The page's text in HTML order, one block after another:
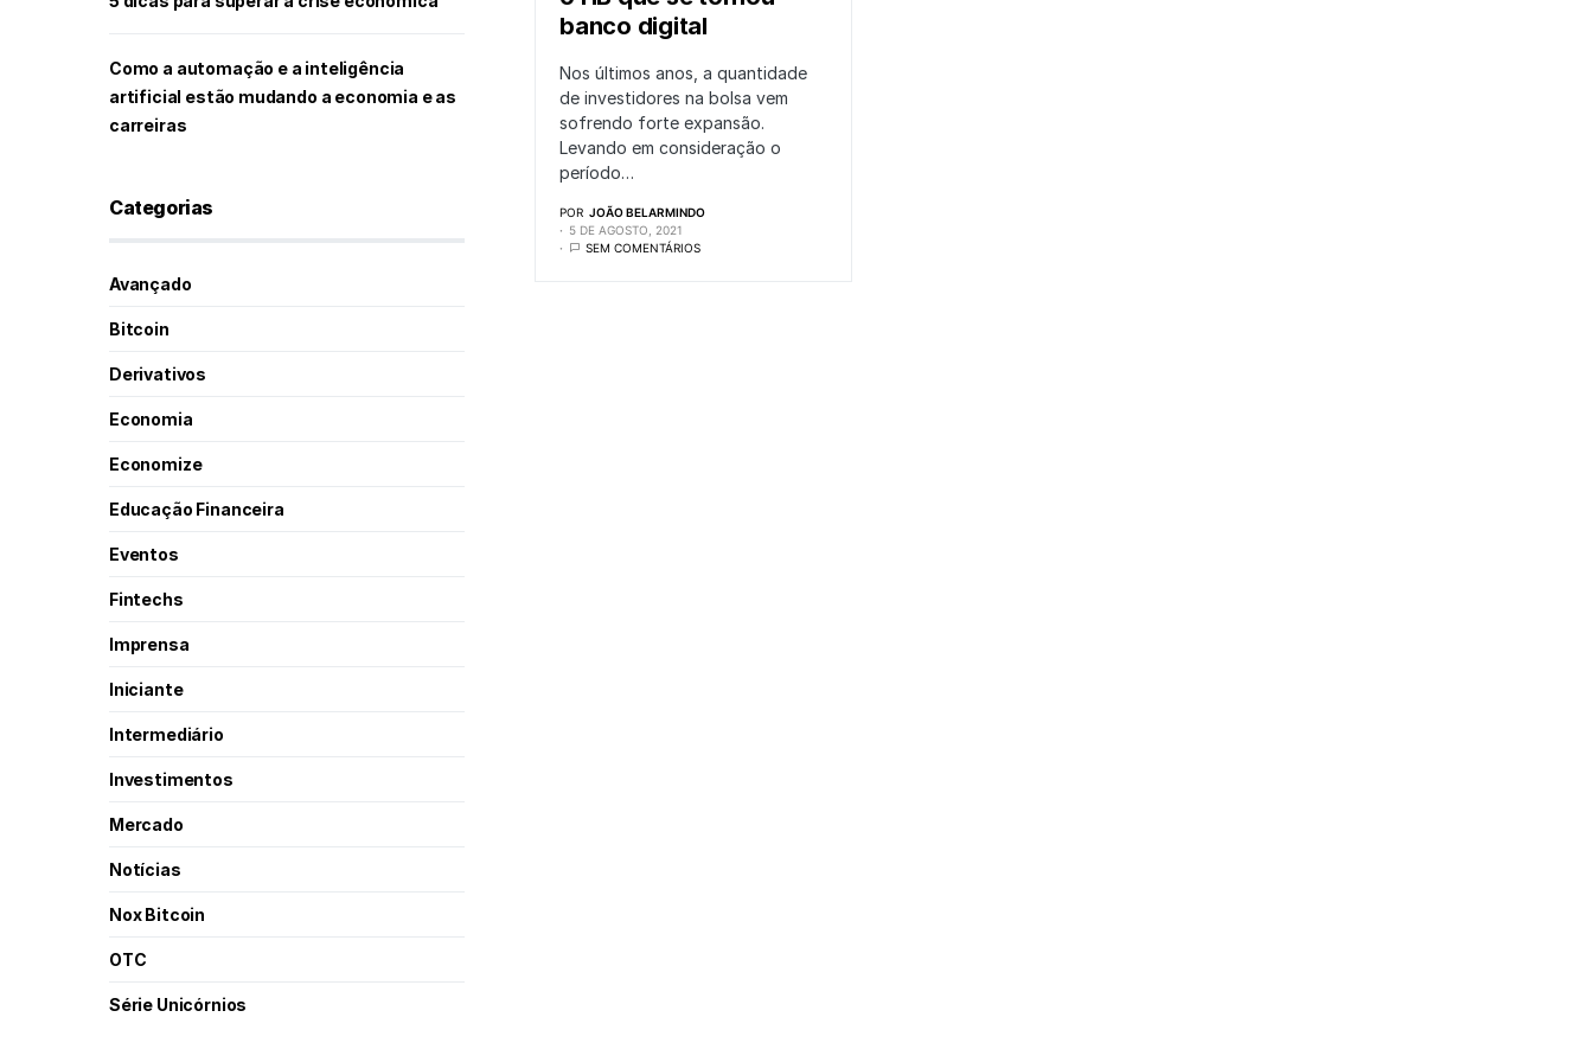
banco digital
Nos últimos anos, a quantidade
de investidores na bolsa vem
sofrendo forte expansão.
Levando em consideração o
período…
POR JOÃO BELARMINDO
5 DE AGOSTO, 2021
SEM COMENTÁRIOS
Como a automação e a inteligência
artificial estão mudando a economia e as
carreiras
Categorias
Avançado
Bitcoin
Derivativos
Economia
Economize
Educação Financeira
Eventos
Fintechs
Imprensa
Iniciante
Intermediário
Investimentos
Mercado
Notícias
Nox Bitcoin
OTC
Série Unicórnios